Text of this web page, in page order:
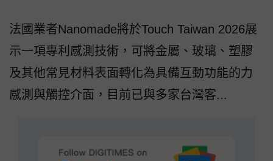
法國業者Nanomade將於Touch Taiwan 2026展
示一項專利感測技術，可將金屬、玻璃、塑膠
及其他常見材料表面轉化為具備互動功能的力
感測與觸控介面，目前已與多家台灣客...